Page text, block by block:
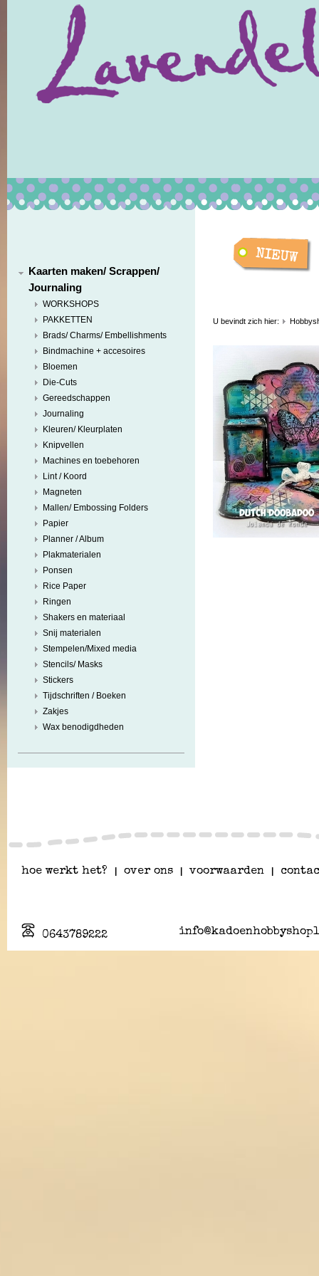
Kaarten maken/ Scrappen/
Journaling
WORKSHOPS
PAKKETTEN
Brads/ Charms/ Embellishments
Bindmachine + accesoires
Bloemen
Die-Cuts
Gereedschappen
Journaling
Kleuren/ Kleurplaten
Knipvellen
Machines en toebehoren
Lint / Koord
Magneten
Mallen/ Embossing Folders
Papier
Planner / Album
Plakmaterialen
Ponsen
Rice Paper
Ringen
Shakers en materiaal
Snij materialen
Stempelen/Mixed media
Stencils/ Masks
Stickers
Tijdschriften / Boeken
Zakjes
Wax benodigdheden
U bevindt zich hier:
hoe werkt het? over ons voorwaarden
0643789222